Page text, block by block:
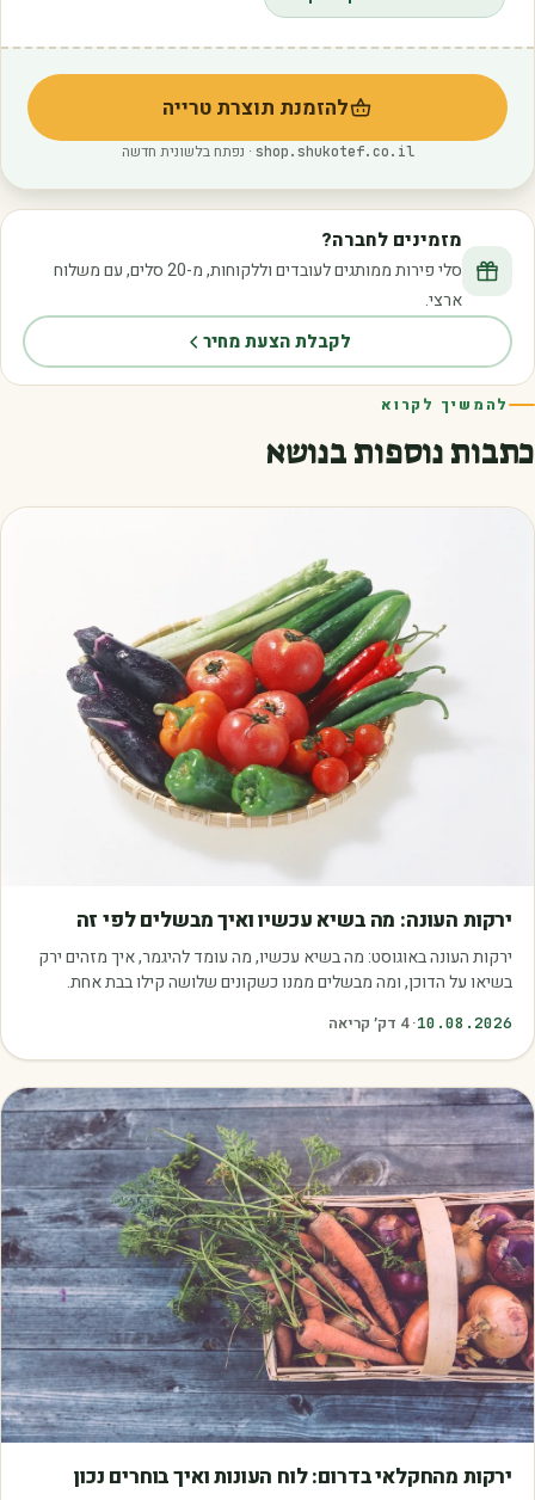
להזמנת תוצרת טרייה
(נפתח בלשונית חדשה)
shop.shukotef.co.il · נפתח בלשונית חדשה
מזמינים לחברה?
סלי פירות ממותגים לעובדים וללקוחות, מ-20 סלים, עם משלוח
ארצי.
לקבלת הצעת מחיר
להמשיך לקרוא
כתבות נוספות בנושא
ירקות העונה: מה בשיא עכשיו ואיך מבשלים לפי זה
ירקות העונה באוגוסט: מה בשיא עכשיו, מה עומד להיגמר, איך מזהים ירק
בשיאו על הדוכן, ומה מבשלים ממנו כשקונים שלושה קילו בבת אחת.
10.08.2026
·
4 דק׳ קריאה
ירקות מהחקלאי בדרום: לוח העונות ואיך בוחרים נכון